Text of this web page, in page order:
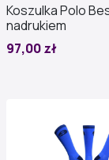
Koszulka Polo
nadrukiem
97,00 zł